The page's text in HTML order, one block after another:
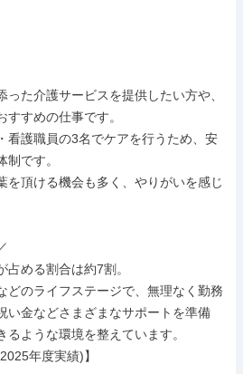
た介護サービスを提供したい方や、
すすめの仕事です。
看護職員の3名でケアを行うため、安
です。
を頂ける機会も多く、やりがいを感じ
める割合は約7割。
どのライフステージで、無理なく勤務
い金などさまざまなサポートを準備
るような環境を整えています。
年度実績)】